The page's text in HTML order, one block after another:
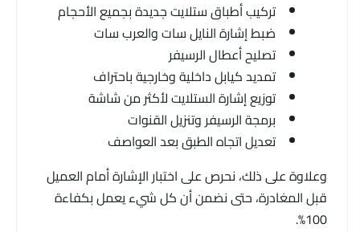
تركيب أطباق ستلايت جديدة بجميع الأحجام
ضبط إشارة النايل سات والعرب سات
تصليح أعطال الرسيفر
تمديد كيابل داخلية وخارجية باحتراف
توزيع إشارة الستلايت لأكثر من شاشة
برمجة الرسيفر وتنزيل القنوات
تعديل اتجاه الطبق بعد العواصف
وعلاوة على ذلك، نحرص على اختبار الإشارة أمام العميل
قبل المغادرة، حتى نضمن أن كل شيء يعمل بكفاءة
100%.